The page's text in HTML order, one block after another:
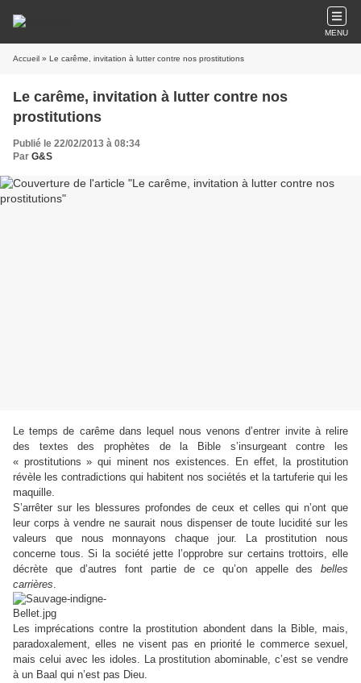
MENU
Accueil » Le carême, invitation à lutter contre nos prostitutions
Le carême, invitation à lutter contre nos
prostitutions
Publié le 22/02/2013 à 08:34
Par G&S
Le temps de carême dans lequel nous venons d’entrer invite à relire
des textes des prophètes de la Bible s’insurgeant contre les
« prostitutions » qui minent nos existences. En effet, la prostitution
révèle les contradictions qui habitent nos sociétés et la tartuferie qui les
maquille.
S’arrêter sur les blessures profondes de ceux et celles qui n’ont que
leur corps à vendre ne saurait nous dispenser de toute lucidité sur les
valeurs que nous monnayons chaque jour. La prostitution nous
concerne tous. Si la société jette l’opprobre sur certains trottoirs, elle
décrète que d’autres font partie de ce qu’on appelle des belles
carrières.
Les imprécations contre la prostitution abondent dans la Bible, mais,
paradoxalement, elles ne visent pas en priorité le commerce sexuel,
mais celui avec les idoles. La prostitution abominable, c’est se vendre
à un Baal qui n’est pas Dieu.